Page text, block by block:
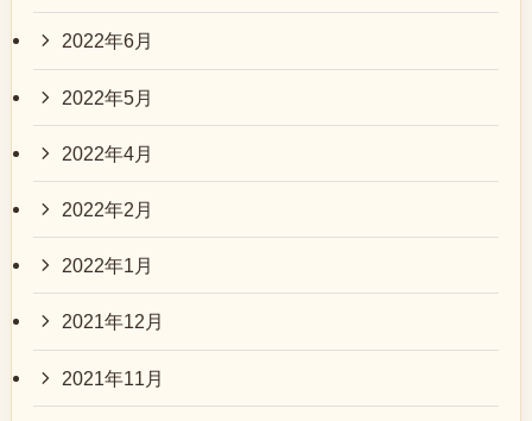
2022年6月
2022年5月
2022年4月
2022年2月
2022年1月
2021年12月
2021年11月